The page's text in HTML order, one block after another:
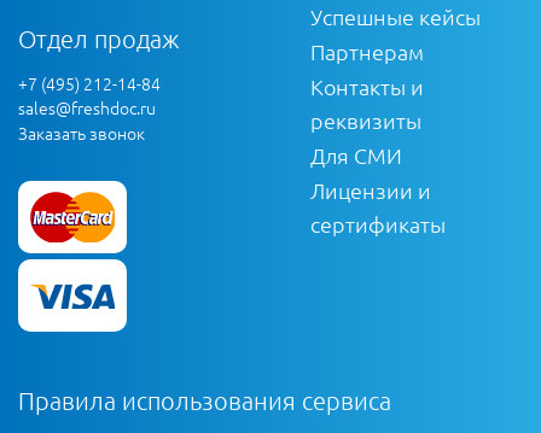
Отдел продаж
+7 (495) 212-14-84
sales@freshdoc.ru
Заказать звонок
Успешные кейсы
Партнерам
Контакты и
реквизиты
Для СМИ
Лицензии и
сертификаты
Правила использования сервиса